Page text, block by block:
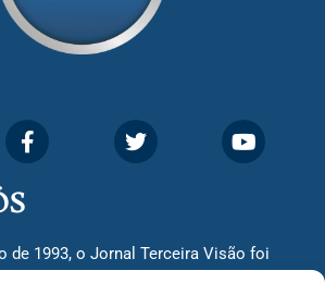
de 1993, o Jornal Terceira Visão foi